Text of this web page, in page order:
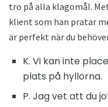
tro på alla klagomål.
klient som han pratar
är perfekt när du
K. Vi kan inte
plats på hyllorna.
P. Jag vet att du